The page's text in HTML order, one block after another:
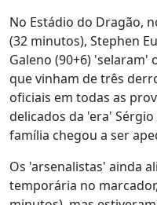
No Estádio do Dragão,
(32 minutos), Stephen
Galeno (90+6)
que vinham de três
oficiais em todas as
delicados da 'era'
família chegou a ser
Os 'arsenalistas' ainda
temporária no